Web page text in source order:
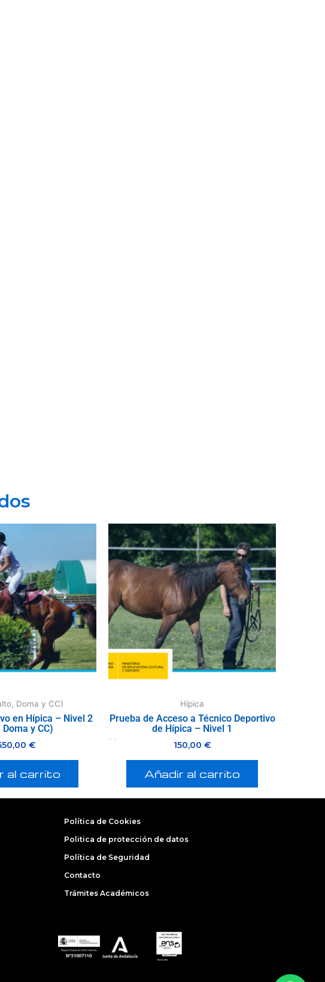
Doma y CC)
en Hípica – Nivel 2
y CC)
€
al carrito
Hípica
Prueba de Acceso a Técnico Deportivo
de Hípica – Nivel 1
150,00 €
Añadir al carrito
Política de Cookies
Politica de protección de datos
Política de Seguridad
Contacto
Trámites Académicos